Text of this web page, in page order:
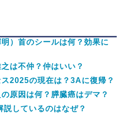
）首のシールは何？効果に
は不仲？仲はいい？
2025の現在は？3Aに復帰？
原因は何？膵臓癌はデマ？
しているのはなぜ？